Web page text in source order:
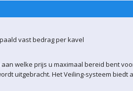
vast bedrag per kavel
welke prijs u maximaal bereid bent
uitgebracht. Het Veiling-systeem biedt